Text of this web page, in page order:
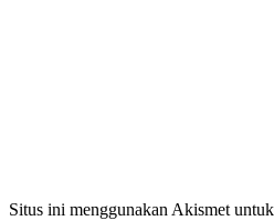
Situs ini menggunakan Akismet